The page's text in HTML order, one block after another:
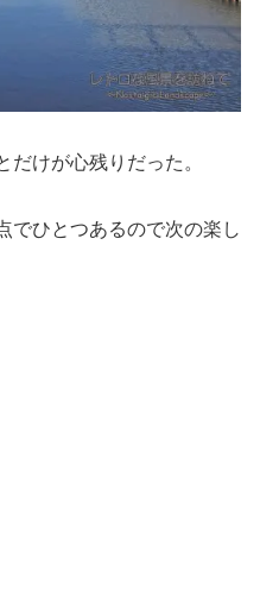
だけが心残りだった。
でひとつあるので次の楽し